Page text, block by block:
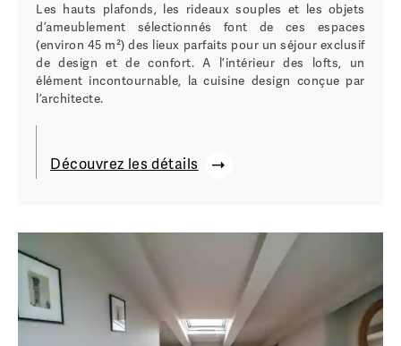
Les hauts plafonds, les rideaux souples et les objets
d’ameublement sélectionnés font de ces espaces
(environ 45 m²) des lieux parfaits pour un séjour exclusif
de design et de confort. A l’intérieur des lofts, un
élément incontournable, la cuisine design conçue par
l’architecte.
Découvrez les détails